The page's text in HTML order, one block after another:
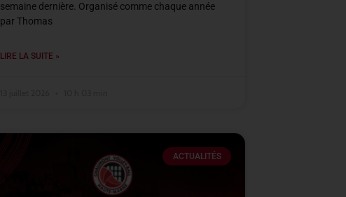
semaine dernière. Organisé comme chaque année
par Thomas
LIRE LA SUITE »
ACTUALITÉS